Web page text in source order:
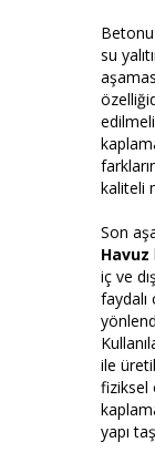
Betonu
su
kaliteli
Son
Havuz
iç ve
faydalı
ile
fiziksel
yapı